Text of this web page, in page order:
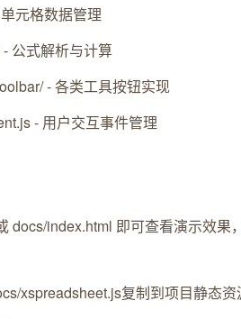
元格数据管理
公式解析与计算
- 各类工具按钮实现
- 用户交互事件管理
docs/index.html 即可查看演示效果
xspreadsheet.js复制到项目静态资